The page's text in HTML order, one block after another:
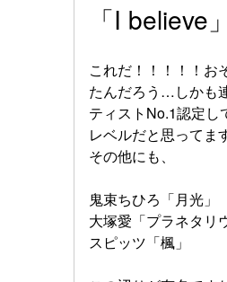
「I believe」
これだ！！！！！お
たんだろう…しかも
ティストNo.1認定し
レベルだと思ってま
その他にも、
鬼束ちひろ「月光」
大塚愛「プラネタリ
スピッツ「楓」